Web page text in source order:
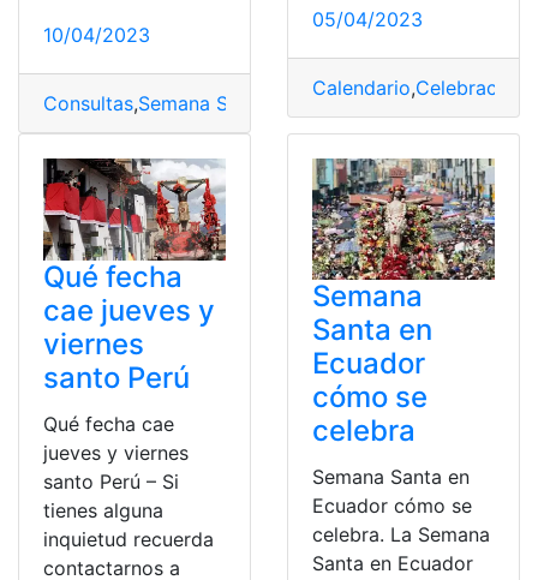
10/04/2023
Consultas,Semana Santa Significado,top2
05/04/2023
Calendario,Celebración
Qué fecha
cae jueves y
viernes
santo Perú
Qué fecha cae
jueves y viernes
santo Perú – Si
tienes alguna
inquietud recuerda
contactarnos a
Semana
Santa en
Ecuador
cómo se
celebra
Semana Santa en
Ecuador cómo se
celebra. La Semana
Santa en Ecuador